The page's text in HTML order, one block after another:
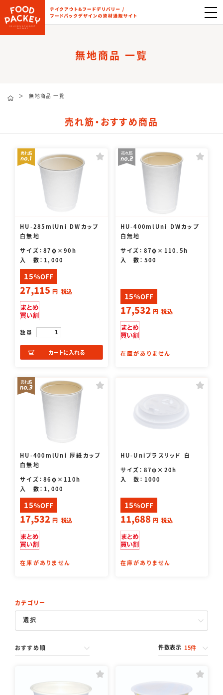
無地商品 一覧
＞ 無地商品 一覧
売れ筋・おすすめ商品
HU-285mlUni DWカップ
白無地
サイズ：87φ×90h
入 数：1,000
15%OFF
27,115 円 税込
数量
カートに入れる
HU-400mlUni DWカップ
白無地
サイズ：87φ×110.5h
入 数：500
15%OFF
17,532 円 税込
在庫がありません
HU-400mlUni 厚紙カップ
白無地
サイズ：86φ×110h
入 数：1,000
15%OFF
17,532 円 税込
在庫がありません
HU-Uniプラスリッド 白
サイズ：87φ×20h
入 数：1000
15%OFF
11,688 円 税込
在庫がありません
カテゴリー
件数表示